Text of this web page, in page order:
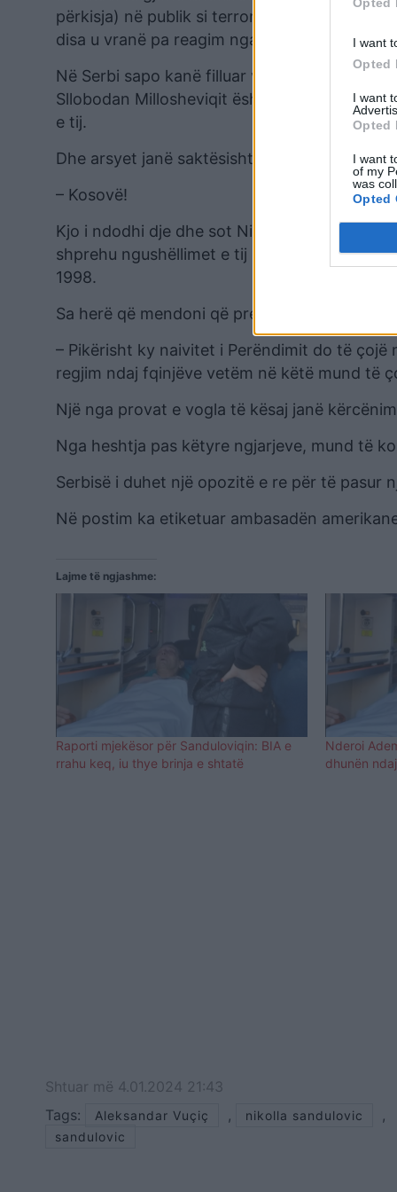
I want
Opted
I want
Opted
I want
of my
was
Opted
përkisja) në publik si terroristë. Pastaj na
disa u vranë pa reagim nga publiku, para të
Në Serbi sapo kanë filluar vitet e
Sllobodan Millosheviqit është presidenti
e tij.
Dhe arsyet janë saktësisht të njëjta si në
– Kosovë!
Kjo i ndodhi dje dhe sot Nikolla Sanduloviqit
shprehu ngushëllimet e tij për eliminimin e
1998.
Sa herë që mendoni që presidenti
– Pikërisht ky naivitet i Perëndimit do të çojë
regjim ndaj fqinjëve vetëm në këtë mund të
Një nga provat e vogla të kësaj janë
Nga heshtja pas këtyre ngjarjeve, mund të
Serbisë i duhet një opozitë e re për të pasur
Në postim ka etiketuar ambasadën
Lajme të ngjashme:
Raporti mjekësor për Sanduloviqin: BIA e
rrahu keq, iu thye brinja e shtatë
Nderoi
dhunën
Shtuar më 4.01.2024 21:43
Tags:
Aleksandar Vuçiç , nikolla sandulovic ,
sandulovic